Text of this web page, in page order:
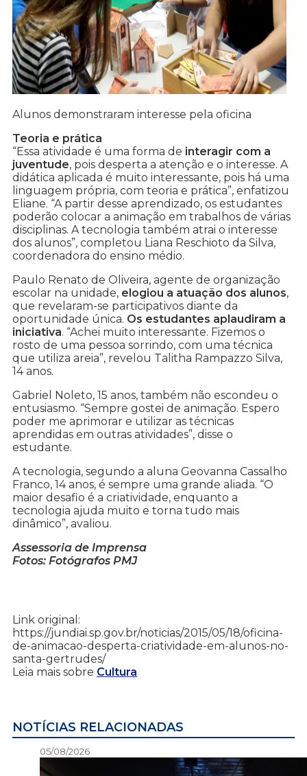
Alunos demonstraram interesse pela oficina
Teoria e prática
“Essa atividade é uma forma de interagir com a
juventude, pois desperta a atenção e o interesse. A
didática aplicada é muito interessante, pois há uma
linguagem própria, com teoria e prática”, enfatizou
Eliane. “A partir desse aprendizado, os estudantes
poderão colocar a animação em trabalhos de várias
disciplinas. A tecnologia também atrai o interesse
dos alunos”, completou Liana Reschioto da Silva,
coordenadora do ensino médio.
Paulo Renato de Oliveira, agente de organização
escolar na unidade, elogiou a atuação dos alunos,
que revelaram-se participativos diante da
oportunidade única. Os estudantes aplaudiram a
iniciativa. “Achei muito interessante. Fizemos o
rosto de uma pessoa sorrindo, com uma técnica
que utiliza areia”, revelou Talitha Rampazzo Silva,
14 anos.
Gabriel Noleto, 15 anos, também não escondeu o
entusiasmo. “Sempre gostei de animação. Espero
poder me aprimorar e utilizar as técnicas
aprendidas em outras atividades”, disse o
estudante.
A tecnologia, segundo a aluna Geovanna Cassalho
Franco, 14 anos, é sempre uma grande aliada. “O
maior desafio é a criatividade, enquanto a
tecnologia ajuda muito e torna tudo mais
dinâmico”, avaliou.
Assessoria de Imprensa
Fotos: Fotógrafos PMJ
Link original:
https://jundiai.sp.gov.br/noticias/2015/05/18/oficina-
de-animacao-desperta-criatividade-em-alunos-no-
santa-gertrudes/
Leia mais sobre Cultura
NOTÍCIAS RELACIONADAS
05/08/2026